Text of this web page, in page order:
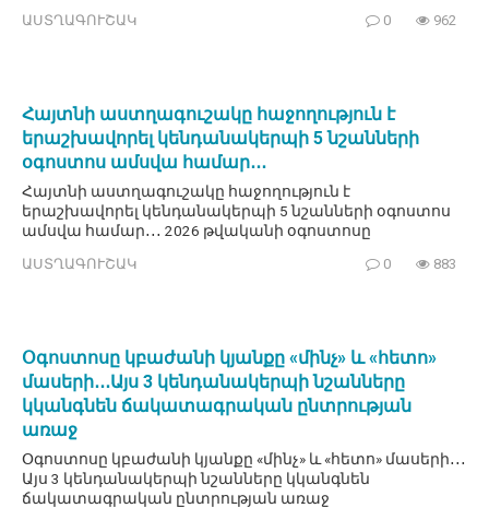
ԱՍՏՂԱԳՈՒՇԱԿ 0 962
Հայտնի աստղագուշակը հաջողություն է
երաշխավորել կենդանակերպի 5 նշանների
օգոստոս ամսվա համար․․․
Հայտնի աստղագուշակը հաջողություն է
երաշխավորել կենդանակերպի 5 նշանների օգոստոս
ամսվա համար․․․ 2026 թվականի օգոստոսը
ԱՍՏՂԱԳՈՒՇԱԿ 0 883
Օգոստոսը կբաժանի կյանքը «մինչ» և «հետո»
մասերի․․․Այս 3 կենդանակերպի նշանները
կկանգնեն ճակատագրական ընտրության
առաջ
Օգոստոսը կբաժանի կյանքը «մինչ» և «հետո» մասերի․․․
Այս 3 կենդանակերպի նշանները կկանգնեն
ճակատագրական ընտրության առաջ